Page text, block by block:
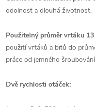
odolnost a dlouhá životnost.
Použitelný průměr vrtáku
použití vrtáků a bitů do
práce od jemného
Dvě rychlosti otáček: